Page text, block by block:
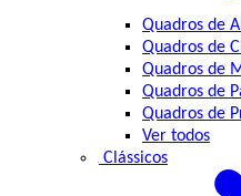
Quadros de
Quadros de
Quadros de
Quadros de
Quadros de
Ver todos
Clássicos